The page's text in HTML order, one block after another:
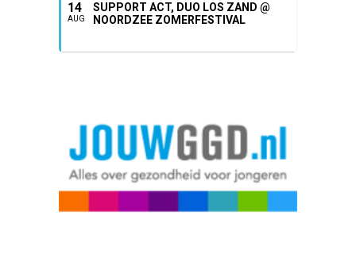
14
AUG
SUPPORT ACT, DUO LOS ZAND @
NOORDZEE ZOMERFESTIVAL